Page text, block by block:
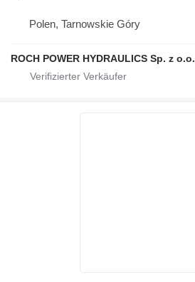
Polen, Tarnowskie Góry
ROCH POWER HYDRAULICS Sp. z o.o.